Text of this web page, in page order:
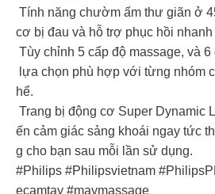
Tính năng chườm ấm thư giãn ở
cơ bị đau và hỗ trợ phục hồi nhanh
Tùy chỉnh 5 cấp độ massage, và
lựa chọn phù hợp với từng nhóm
hể.
Trang bị động cơ Super Dynamic
ến cảm giác sảng khoái ngay tức
g cho bạn sau mỗi lần sử dụng.
#Philips #Philipsvietnam
ecamtay #maymassage